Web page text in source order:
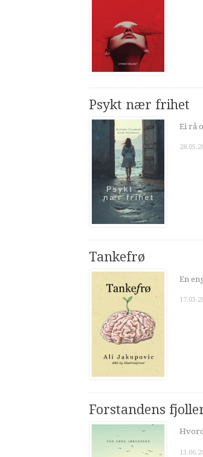
Psykt nær frihet
Ei rå
Tankefrø
En
Forstandens